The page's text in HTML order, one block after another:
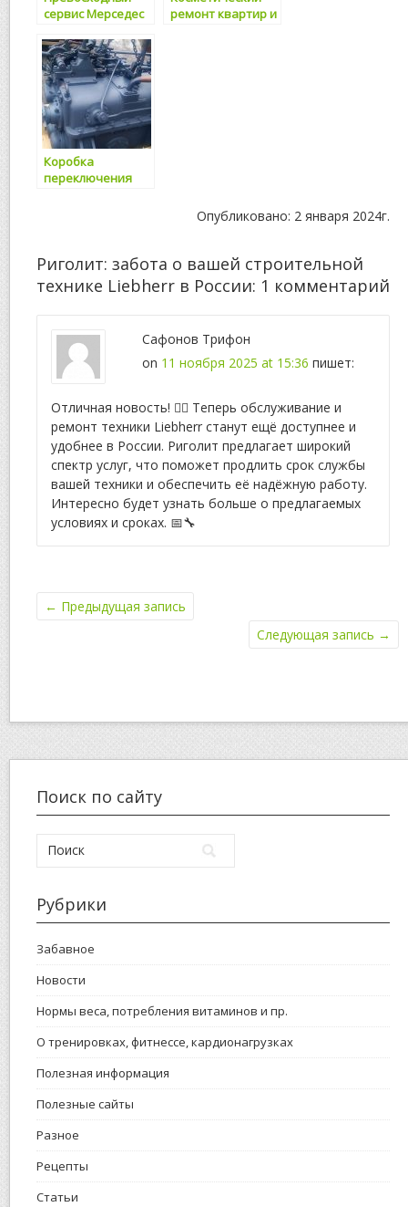
сервис Мерседес
Петербурге
ремонт квартир и
Коробка
переключения
долгие годы
Опубликовано: 2 января 2024г.
Риголит: забота о вашей строительной
технике Liebherr в России: 1 комментарий
Сафонов Трифон
on 11 ноября 2025 at 15:36 пишет:
Отличная новость! 👷‍♂️ Теперь обслуживание и
ремонт техники Liebherr станут ещё доступнее и
удобнее в России. Риголит предлагает широкий
спектр услуг, что поможет продлить срок службы
вашей техники и обеспечить её надёжную работу.
Интересно будет узнать больше о предлагаемых
условиях и сроках. 📅🔧
← Предыдущая запись
Следующая запись →
Поиск по сайту
Рубрики
Забавное
Новости
Нормы веса, потребления витаминов и пр.
О тренировках, фитнессе, кардионагрузках
Полезная информация
Полезные сайты
Разное
Рецепты
Статьи